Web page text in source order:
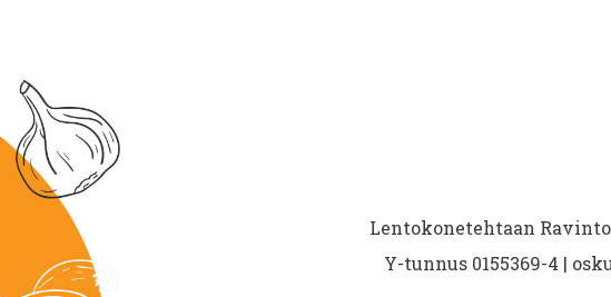
Lentokonetehtaan
Y-tunnus 0155369-4 |